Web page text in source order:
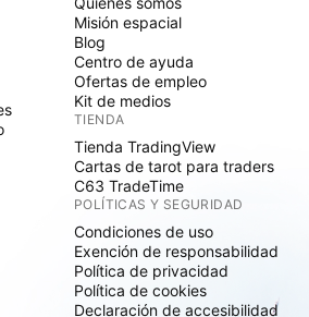
Misión espacial
Blog
Centro de ayuda
Ofertas de empleo
Kit de medios
TIENDA
Tienda TradingView
Cartas de tarot para traders
C63 TradeTime
POLÍTICAS Y SEGURIDAD
Condiciones de uso
Exención de responsabilidad
Política de privacidad
Política de cookies
Declaración de accesibilidad